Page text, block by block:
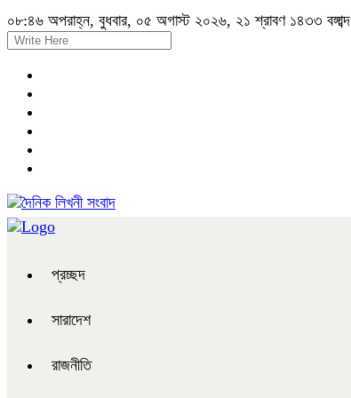
০৮:৪৬ অপরাহ্ন, বুধবার, ০৫ অগাস্ট ২০২৬, ২১ শ্রাবণ ১৪৩৩ বঙ্গাব্দ
প্রচ্ছদ
সারাদেশ
রাজনীতি